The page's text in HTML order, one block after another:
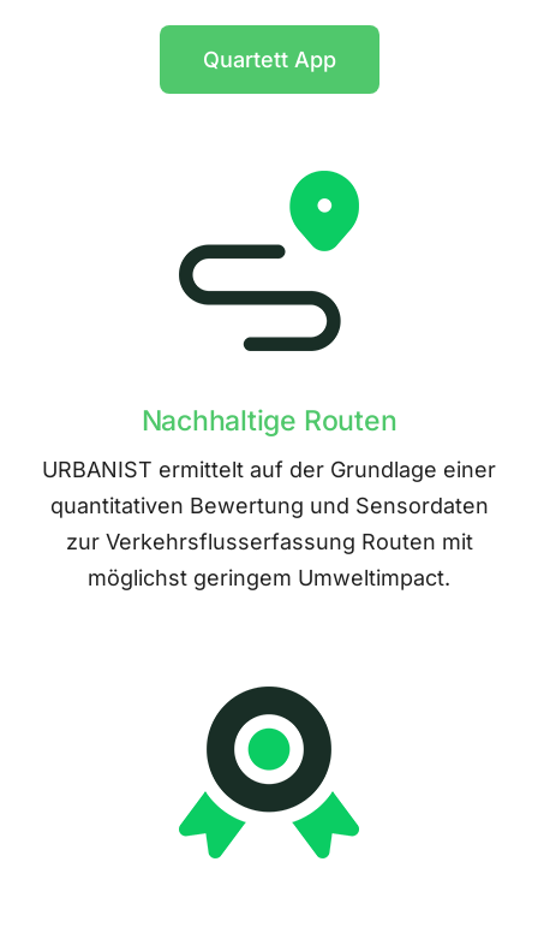
Quartett App
Nachhaltige Routen
URBANIST ermittelt auf der Grundlage einer
quantitativen Bewertung und Sensordaten
zur Verkehrsflusserfassung Routen mit
möglichst geringem Umweltimpact.